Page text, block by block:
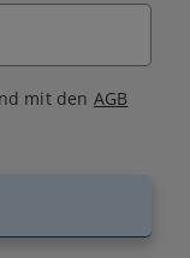
mit den AGB